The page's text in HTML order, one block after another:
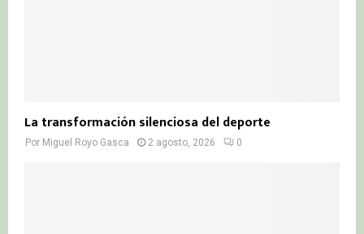
La transformación silenciosa del deporte
Por Miguel Royo Gasca 2 agosto, 2026 0